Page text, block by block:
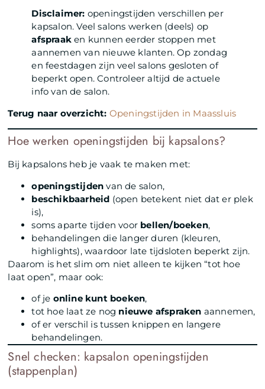
Disclaimer: openingstijden verschillen per
kapsalon. Veel salons werken (deels) op
afspraak en kunnen eerder stoppen met
aannemen van nieuwe klanten. Op zondag
en feestdagen zijn veel salons gesloten of
beperkt open. Controleer altijd de actuele
info van de salon.
Terug naar overzicht: Openingstijden in Maassluis
Hoe werken openingstijden bij kapsalons?
Bij kapsalons heb je vaak te maken met:
openingstijden van de salon,
beschikbaarheid (open betekent niet dat er plek
is),
soms aparte tijden voor bellen/boeken,
behandelingen die langer duren (kleuren,
highlights), waardoor late tijdsloten beperkt zijn.
Daarom is het slim om niet alleen te kijken “tot hoe
laat open”, maar ook:
of je online kunt boeken,
tot hoe laat ze nog nieuwe afspraken aannemen,
of er verschil is tussen knippen en langere
behandelingen.
Snel checken: kapsalon openingstijden
(stappenplan)